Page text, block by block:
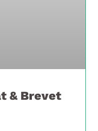
& Brevet